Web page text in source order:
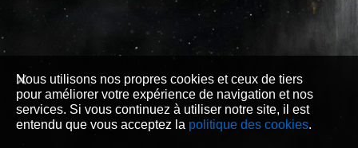
Nous utilisons nos propres cookies et ceux de tiers
pour améliorer votre expérience de navigation et nos
services. Si vous continuez à utiliser notre site, il est
entendu que vous acceptez la politique des cookies.